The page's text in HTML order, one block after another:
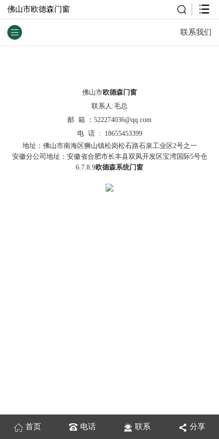
佛山市欧德森门窗
联系我们
佛山市欧德森门窗
联系人:毛总
邮 箱 ： 522274036@qq.com
电 话 : 18655453399
地址：佛山市南海区狮山镇松岗松石路石泉工业区2号之一
安徽分公司地址：安徽省合肥市长丰县双凤开发区宝湾国际5号仓
6.7.8.9欧德森系统门窗
首页 电话 联系 分享